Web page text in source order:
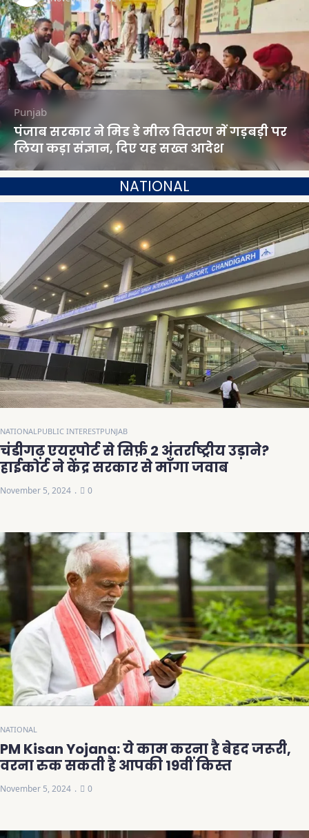
Punjab
पंजाब सरकार ने मिड डे मील वितरण में गड़बड़ी पर
लिया कड़ा संज्ञान, दिए यह सख्त आदेश
NATIONAL
NATIONALPUBLIC INTERESTPUNJAB
चंडीगढ़ एयरपोर्ट से सिर्फ़ 2 अंतर्राष्ट्रीय उड़ाने?
हाईकोर्ट ने केंद्र सरकार से माँगा जवाब
November 5, 2024 0
NATIONAL
PM Kisan Yojana: ये काम करना है बेहद जरूरी,
वरना रुक सकती है आपकी 19वीं किस्त
November 5, 2024 0